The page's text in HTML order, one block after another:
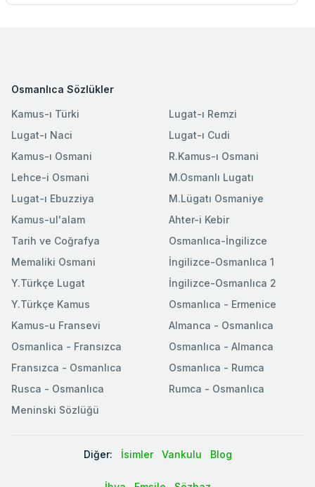
Osmanlıca Sözlükler
Kamus-ı Türki
Lugat-ı Naci
Kamus-ı Osmani
Lehce-i Osmani
Lugat-ı Ebuzziya
Lugat-ı Remzi
Lugat-ı Cudi
R.Kamus-ı Osmani
M.Osmanlı Lugatı
M.Lügatı Osmaniye
Kamus-ul'alam
Tarih ve Coğrafya
Memaliki Osmani
Y.Türkçe Lugat
Y.Türkçe Kamus
Ahter-i Kebir
Osmanlıca-İngilizce
İngilizce-Osmanlıca 1
İngilizce-Osmanlıca 2
Osmanlıca - Ermenice
Kamus-u Fransevi
Osmanlica - Fransızca
Fransızca - Osmanlıca
Rusca - Osmanlıca
Meninski Sözlüğü
Almanca - Osmanlıca
Osmanlıca - Almanca
Osmanlıca - Rumca
Rumca - Osmanlıca
Diğer: İsimler Vankulu Blog